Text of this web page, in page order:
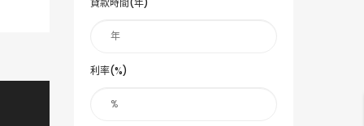
貸款時間(年)
利率(%)